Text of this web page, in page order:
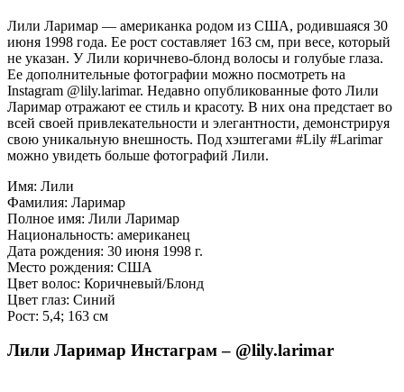
Лили Ларимар — американка родом из США, родившаяся 30
июня 1998 года. Ее рост составляет 163 см, при весе, который
не указан. У Лили коричнево-блонд волосы и голубые глаза.
Ее дополнительные фотографии можно посмотреть на
Instagram @lily.larimar. Недавно опубликованные фото Лили
Ларимар отражают ее стиль и красоту. В них она предстает во
всей своей привлекательности и элегантности, демонстрируя
свою уникальную внешность. Под хэштегами #Lily #Larimar
можно увидеть больше фотографий Лили.
Имя: Лили
Фамилия: Ларимар
Полное имя: Лили Ларимар
Национальность: американец
Дата рождения: 30 июня 1998 г.
Место рождения: США
Цвет волос: Коричневый/Блонд
Цвет глаз: Синий
Рост: 5,4; 163 см
Лили Ларимар Инстаграм – @lily.larimar